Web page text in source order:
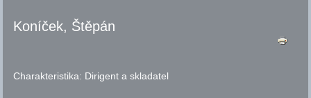
Koníček, Štěpán
Charakteristika: Dirigent a skladatel